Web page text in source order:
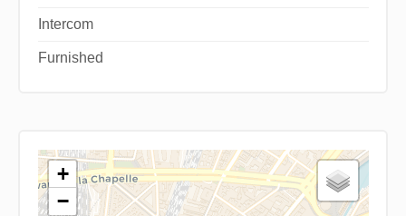
Intercom
Furnished
+
−